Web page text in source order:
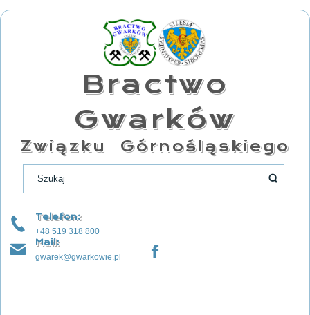
Bractwo
Gwarków
Związku Górnośląskiego
Telefon:
+48 519 318 800
Mail:
gwarek@gwarkowie.pl